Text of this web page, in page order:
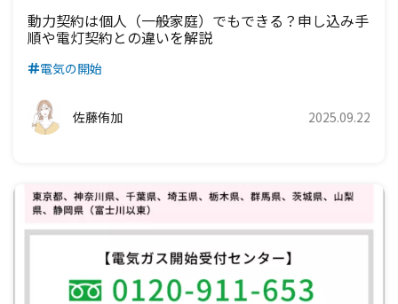
動力契約は個人（一般家庭）でもできる？申し込み手
順や電灯契約との違いを解説
電気の開始
佐藤侑加 2025.09.22